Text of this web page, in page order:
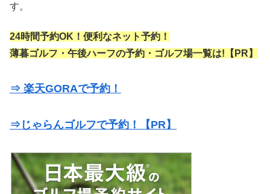
す。
24時間予約OK！便利なネット予約！
薄暮ゴルフ・午後ハーフの予約・ゴルフ場一覧は!【PR】
⇒ 楽天GORAで予約！
⇒じゃらんゴルフで予約！【PR】